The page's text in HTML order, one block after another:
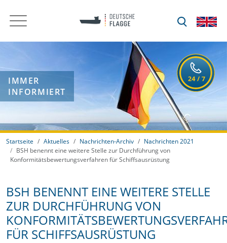
IMMER
INFORMIERT
Startseite Aktuelles Nachrichten-Archiv
Nachrichten 2021
BSH benennt eine weitere Stelle zur Durchführung von
Konformitätsbewertungsverfahren für Schiffsausrüstung
BSH BENENNT EINE WEITERE STELLE
ZUR DURCHFÜHRUNG VON
FÜR SCHIFFSAUSRÜSTUNG